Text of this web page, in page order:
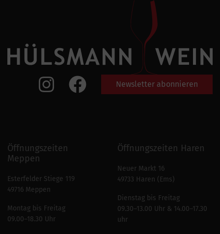
Newsletter abonnieren
Öffnungszeiten
Meppen
Esterfelder Stiege 119
49716 Meppen
Montag bis Freitag
09.00–18.30 Uhr
Öffnungszeiten Haren
Neuer Markt 16
49733 Haren (Ems)
Dienstag bis Freitag
09.30–13.00 Uhr & 14.00–17.30
uhr